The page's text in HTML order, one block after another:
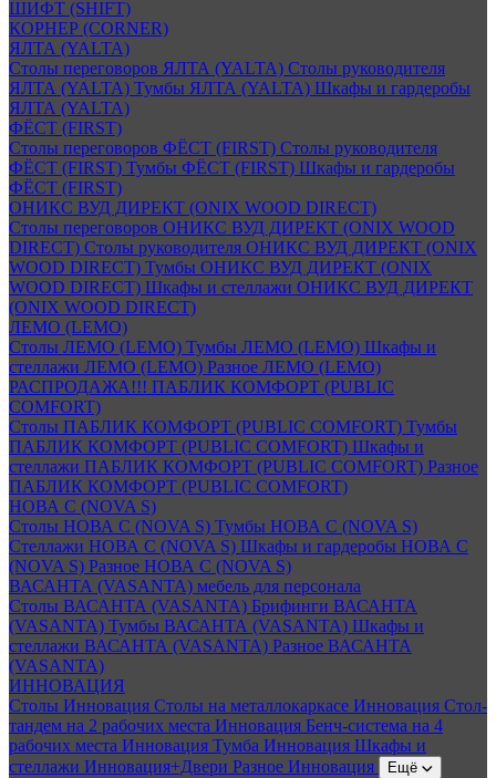
ШИФТ (SHIFT)
КОРНЕР (CORNER)
ЯЛТА (YALTA)
Столы переговоров ЯЛТА (YALTA) Столы руководителя
ЯЛТА (YALTA) Тумбы ЯЛТА (YALTA) Шкафы и гардеробы
ЯЛТА (YALTA)
ФЁСТ (FIRST)
Столы переговоров ФЁСТ (FIRST) Столы руководителя
ФЁСТ (FIRST) Тумбы ФЁСТ (FIRST) Шкафы и гардеробы
ФЁСТ (FIRST)
ОНИКС ВУД ДИРЕКТ (ONIX WOOD DIRECT)
Столы переговоров ОНИКС ВУД ДИРЕКТ (ONIX WOOD
DIRECT) Столы руководителя ОНИКС ВУД ДИРЕКТ (ONIX
WOOD DIRECT) Тумбы ОНИКС ВУД ДИРЕКТ (ONIX
WOOD DIRECT) Шкафы и стеллажи ОНИКС ВУД ДИРЕКТ
(ONIX WOOD DIRECT)
ЛЕМО (LEMO)
Столы ЛЕМО (LEMO) Тумбы ЛЕМО (LEMO) Шкафы и
стеллажи ЛЕМО (LEMO) Разное ЛЕМО (LEMO)
РАСПРОДАЖА!!! ПАБЛИК КОМФОРТ (PUBLIC
COMFORT)
Столы ПАБЛИК КОМФОРТ (PUBLIC COMFORT) Тумбы
ПАБЛИК КОМФОРТ (PUBLIC COMFORT) Шкафы и
стеллажи ПАБЛИК КОМФОРТ (PUBLIC COMFORT) Разное
ПАБЛИК КОМФОРТ (PUBLIC COMFORT)
НОВА С (NOVA S)
Столы НОВА С (NOVA S) Тумбы НОВА С (NOVA S)
Стеллажи НОВА С (NOVA S) Шкафы и гардеробы НОВА С
(NOVA S) Разное НОВА С (NOVA S)
ВАСАНТА (VASANTA) мебель для персонала
Столы ВАСАНТА (VASANTA) Брифинги ВАСАНТА
(VASANTA) Тумбы ВАСАНТА (VASANTA) Шкафы и
стеллажи ВАСАНТА (VASANTA) Разное ВАСАНТА
(VASANTA)
ИННОВАЦИЯ
Столы Инновация Столы на металлокаркасе Инновация Стол-
тандем на 2 рабочих места Инновация Бенч-система на 4
рабочих места Инновация Тумба Инновация Шкафы и
стеллажи Инновация+Двери Разное Инновация Ещё